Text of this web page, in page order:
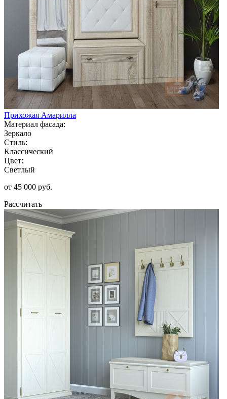
Прихожая Амарилла
Материал фасада:
Зеркало
Стиль:
Классический
Цвет:
Светлый
от 45 000 руб.
Рассчитать